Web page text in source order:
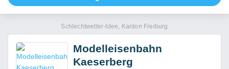
Schlechtwetter-Idee, Kanton Freiburg
Modelleisenbahn
Kaeserberg